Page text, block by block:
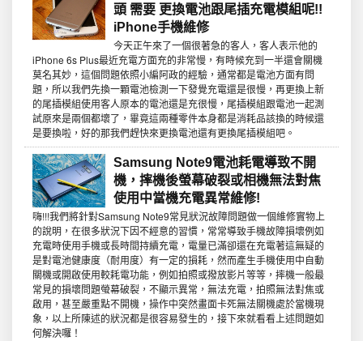
頭 需要 更換電池跟尾插充電模組呢!!
iPhone手機維修
今天正午來了一個很著急的客人，客人表示他的
iPhone 6s Plus最近充電方面充的非常慢，有時候充到一半還會關機
莫名其妙，這個問題依照小編阿政的經驗，通常都是電池方面有問
題，所以我們先換一顆電池檢測一下發覺充電還是很慢，再更換上新
的尾插模組使用客人原本的電池還是充很慢，尾插模組跟電池一起測
試原來是兩個都壞了，畢竟這兩種零件本身都是消耗品該換的時候還
是要換啦，好的那我們趕快來更換電池還有更換尾插模組吧。
Samsung Note9電池耗電導致不開
機，摔機後螢幕破裂或相機無法對焦
使用中當機充電異常維修!
嗨!!!我們將針對Samsung Note9常見狀況故障問題做一個維修實物上
的說明，在很多狀況下因不經意的習慣，常常導致手機故障損壞例如
充電時使用手機或長時間持續充電，電量已滿卻還在充電著這無疑的
是對電池健康度（耐用度）有一定的損耗，然而產生手機使用中自動
關機或開啟使用較耗電功能，例如拍照或撥放影片等等，摔機一般最
常見的損壞問題螢幕破裂，不顯示異常，無法充電，拍照無法對焦或
啟用，甚至嚴重點不開機，操作中突然畫面卡死無法關機處於當機現
象，以上所陳述的狀況都是很容易發生的，接下來就看看上述問題如
何解決囉！